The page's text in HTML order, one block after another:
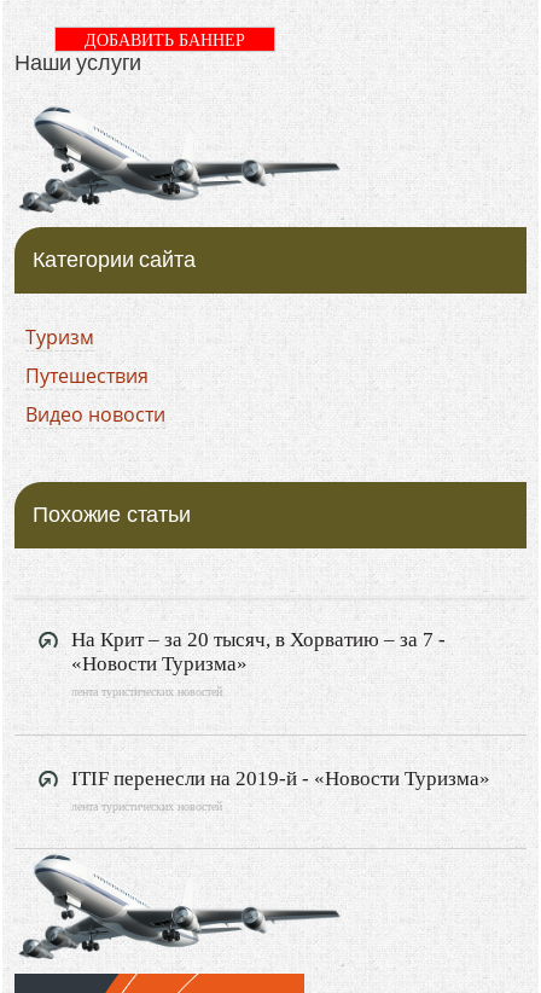
Наши услуги
ДОБАВИТЬ БАННЕР
Категории сайта
Туризм
Путешествия
Видео новости
Похожие статьи
На Крит – за 20 тысяч, в Хорватию – за 7 -
«Новости Туризма»
лента туристических новостей
ITIF перенесли на 2019-й - «Новости Туризма»
лента туристических новостей